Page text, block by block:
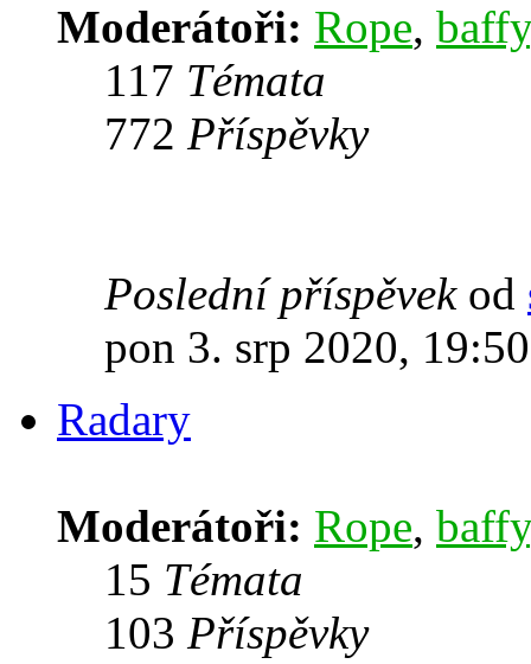
Moderátoři: Rope, baffy
117 Témata
772 Příspěvky
Poslední příspěvekod
pon 3. srp 2020, 19:50
Radary
Moderátoři: Rope, baffy
15 Témata
103 Příspěvky